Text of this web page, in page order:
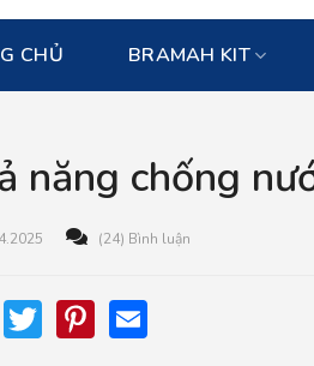
CHỦ BRAMAH KIT
năng chống
(24) Bình luận
Facebook
TwitterPinterest